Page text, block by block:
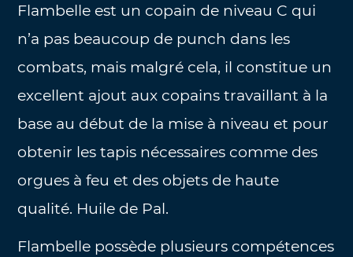
Flambelle est un copain de niveau C qui
n’a pas beaucoup de punch dans les
combats, mais malgré cela, il constitue un
excellent ajout aux copains travaillant à la
base au début de la mise à niveau et pour
obtenir les tapis nécessaires comme des
orgues à feu et des objets de haute
qualité. Huile de Pal.
Flambelle possède plusieurs compétences